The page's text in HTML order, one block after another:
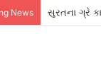
News સુરતના ગ્રે